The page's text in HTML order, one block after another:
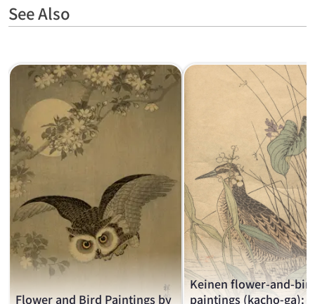
See Also
Flower and Bird Paintings by
Keinen flower-and-
paintings (kacho-ga):